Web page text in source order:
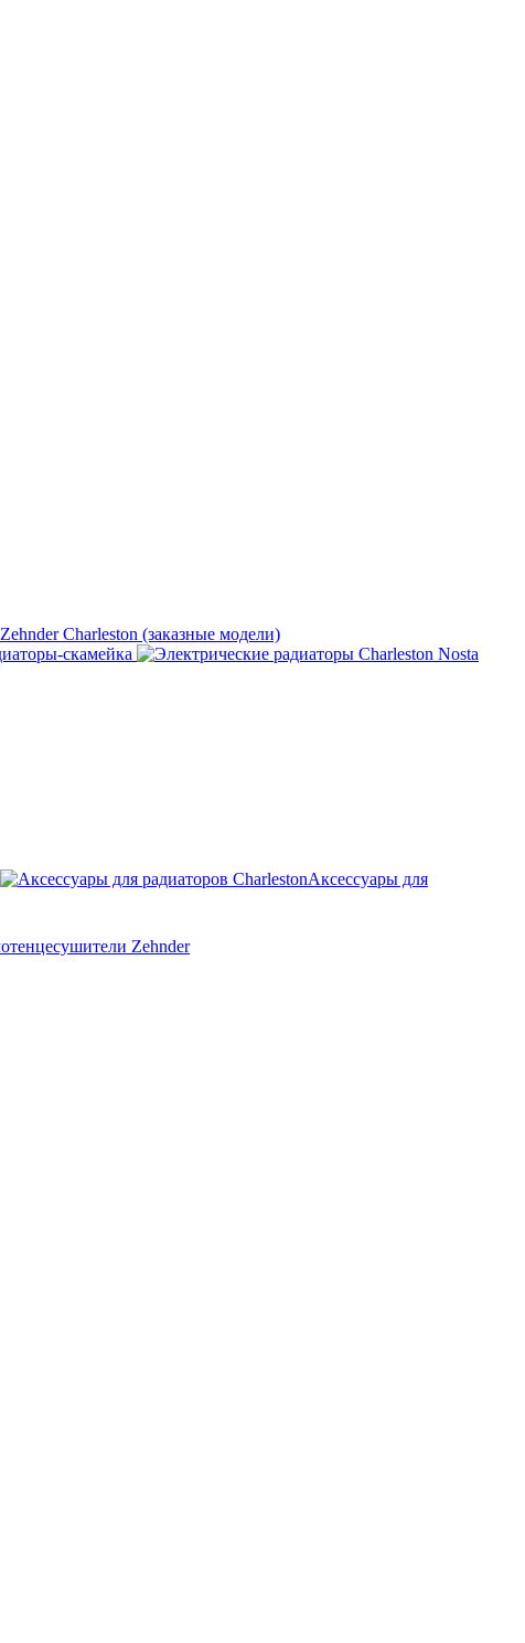
Zehnder Charleston (заказные модели)
скамейка
Аксессуары для
Zehnder